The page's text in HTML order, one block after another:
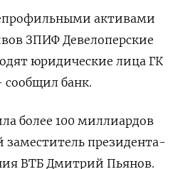
активами
ЗПИФ Девелоперские
юридические лица ГК
банк.
более ⁠100 миллиардов
заместитель президента-
ВТБ Дмитрий Пьянов.